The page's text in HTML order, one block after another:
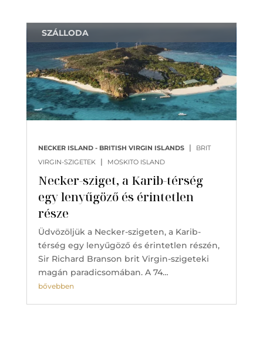
Necker-sziget, a Karib-térség
egy lenyűgöző és érintetlen
része
NECKER ISLAND - BRITISH VIRGIN ISLANDS |
BRIT
VIRGIN-SZIGETEK
| MOSKITO ISLAND
SZÁLLODA
Üdvözöljük a Necker-szigeten, a Karib-
térség egy lenyűgöző és érintetlen részén,
Sir Richard Branson brit Virgin-szigeteki
magán paradicsomában. A 74…
bővebben